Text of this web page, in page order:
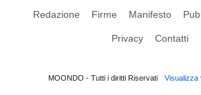
Redazione Firme Manifesto
Privacy Contatti
MOONDO - Tutti i diritti Riservati Visualizza